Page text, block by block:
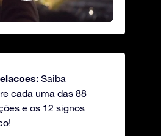
Saiba
cada uma das 88
e os 12 signos